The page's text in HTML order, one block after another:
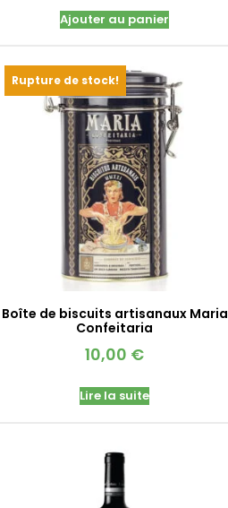
Ajouter au panier
Rupture de stock!
Boîte de biscuits artisanaux Maria
Confeitaria
10,00 €
Lire la suite